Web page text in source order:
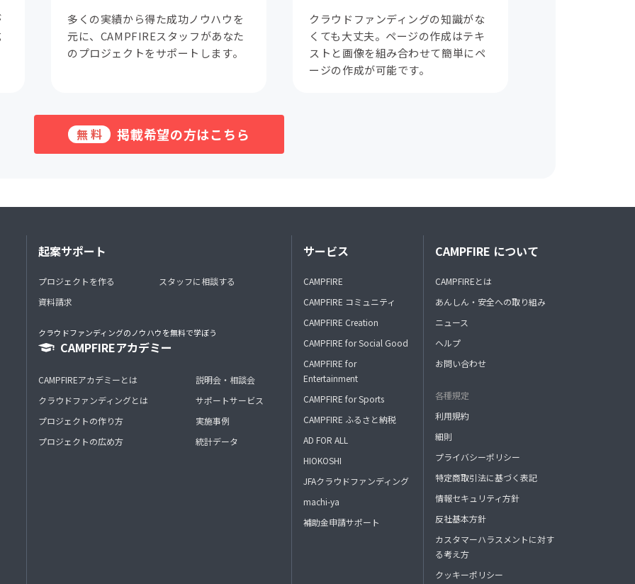
多くの実績から得た成功ノウハウを
元に、CAMPFIREスタッフがあなた
のプロジェクトをサポートします。
クラウドファンディングの知識がな
くても大丈夫。ページの作成はテキ
ストと画像を組み合わせて簡単にペ
ージの作成が可能です。
無料 掲載希望の方はこちら
起案サポート
プロジェクトを作る
資料請求
スタッフに相談する
クラウドファンディングのノウハウを無料で学ぼう
CAMPFIREアカデミー
CAMPFIREアカデミーとは
クラウドファンディングとは
プロジェクトの作り方
プロジェクトの広め方
説明会・相談会
サポートサービス
実施事例
統計データ
サービス
CAMPFIRE
CAMPFIRE コミュニティ
CAMPFIRE Creation
CAMPFIRE for Social Good
CAMPFIRE for
Entertainment
CAMPFIRE for Sports
CAMPFIRE ふるさと納税
AD FOR ALL
HIOKOSHI
JFAクラウドファンディング
machi-ya
補助金申請サポート
CAMPFIRE について
CAMPFIREとは
あんしん・安全への取り組み
ニュース
ヘルプ
お問い合わせ
各種規定
利用規約
細則
プライバシーポリシー
特定商取引法に基づく表記
情報セキュリティ方針
反社基本方針
カスタマーハラスメントに対す
る考え方
クッキーポリシー